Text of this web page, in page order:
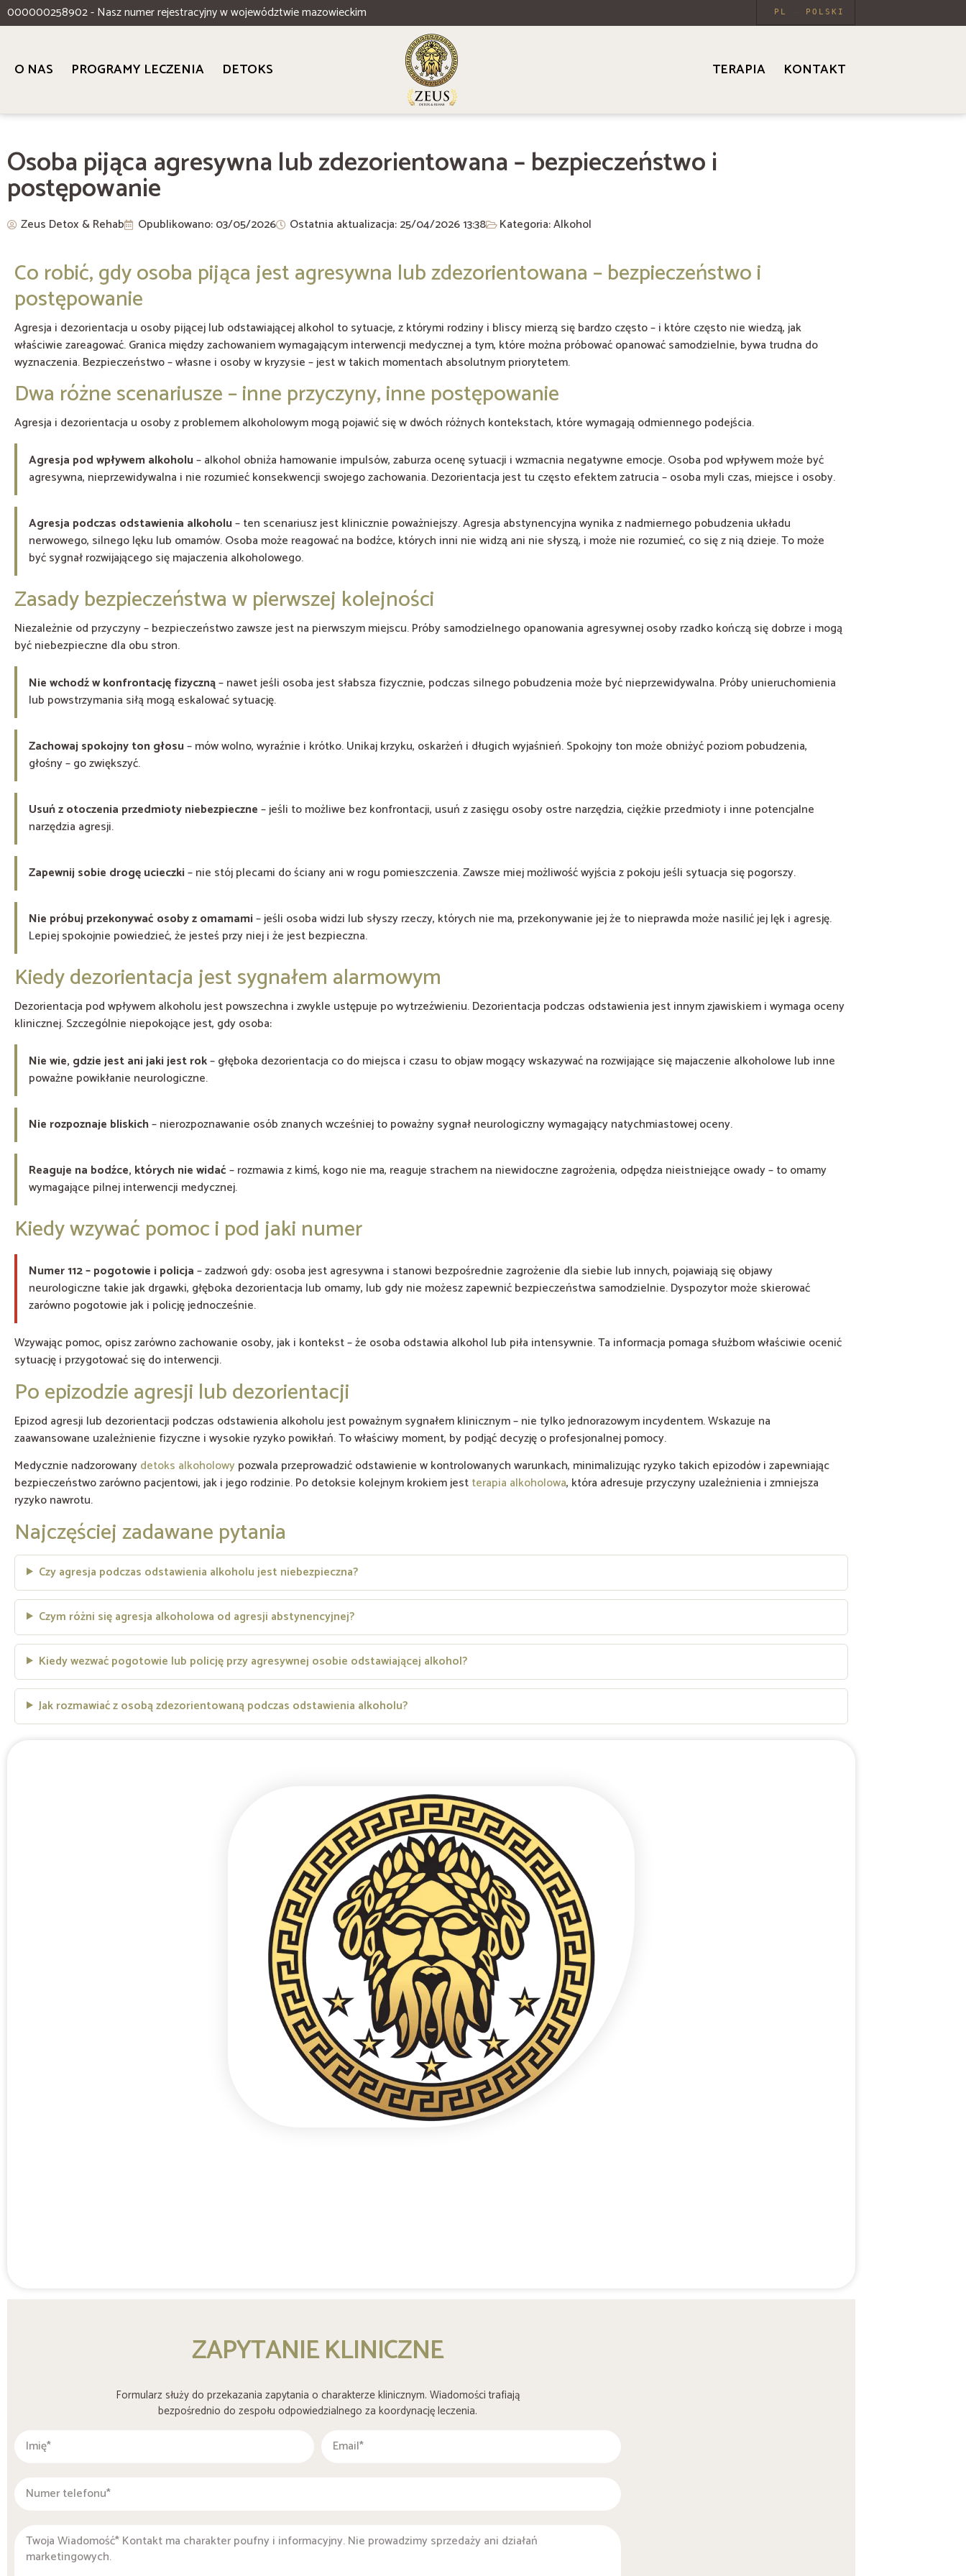
000000258902 - Nasz numer rejestracyjny w województwie mazowieckim POLSKI
PL
O NAS PROGRAMY LECZENIA DETOKS TERAPIA KONTAKT
Osoba pijąca agresywna lub zdezorientowana – bezpieczeństwo i
postępowanie
Zeus Detox & Rehab Opublikowano:03/05/2026 Ostatnia aktualizacja: 25/04/202613:38 Kategoria:Alkohol
Co robić, gdy osoba pijąca jest agresywna lub zdezorientowana – bezpieczeństwo i
postępowanie
Agresja i dezorientacja u osoby pijącej lub odstawiającej alkohol to sytuacje, z którymi rodziny i bliscy mierzą się bardzo często – i które często nie wiedzą, jak
właściwie zareagować. Granica między zachowaniem wymagającym interwencji medycznej a tym, które można próbować opanować samodzielnie, bywa trudna do
wyznaczenia. Bezpieczeństwo – własne i osoby w kryzysie – jest w takich momentach absolutnym priorytetem.
Dwa różne scenariusze – inne przyczyny, inne postępowanie
Agresja i dezorientacja u osoby z problemem alkoholowym mogą pojawić się w dwóch różnych kontekstach, które wymagają odmiennego podejścia.
Agresja pod wpływem alkoholu– alkohol obniża hamowanie impulsów, zaburza ocenę sytuacji i wzmacnia negatywne emocje. Osoba pod wpływem może być
agresywna, nieprzewidywalna i nie rozumieć konsekwencji swojego zachowania. Dezorientacja jest tu często efektem zatrucia – osoba myli czas, miejsce i osoby.
Agresja podczas odstawienia alkoholu– ten scenariusz jest klinicznie poważniejszy. Agresja abstynencyjna wynika z nadmiernego pobudzenia układu
nerwowego, silnego lęku lub omamów. Osoba może reagować na bodźce, których inni nie widzą ani nie słyszą, i może nie rozumieć, co się z nią dzieje. To może
być sygnał rozwijającego się majaczenia alkoholowego.
Zasady bezpieczeństwa w pierwszej kolejności
Niezależnie od przyczyny – bezpieczeństwo zawsze jest na pierwszym miejscu. Próby samodzielnego opanowania agresywnej osoby rzadko kończą się dobrze i mogą
być niebezpieczne dla obu stron.
Nie wchodź w konfrontację fizyczną– nawet jeśli osoba jest słabsza fizycznie, podczas silnego pobudzenia może być nieprzewidywalna. Próby unieruchomienia
lub powstrzymania siłą mogą eskalować sytuację.
Zachowaj spokojny ton głosu– mów wolno, wyraźnie i krótko. Unikaj krzyku, oskarżeń i długich wyjaśnień. Spokojny ton może obniżyć poziom pobudzenia,
głośny – go zwiększyć.
Usuń z otoczenia przedmioty niebezpieczne– jeśli to możliwe bez konfrontacji, usuń z zasięgu osoby ostre narzędzia, ciężkie przedmioty i inne potencjalne
narzędzia agresji.
Zapewnij sobie drogę ucieczki– nie stój plecami do ściany ani w rogu pomieszczenia. Zawsze miej możliwość wyjścia z pokoju jeśli sytuacja się pogorszy.
Nie próbuj przekonywać osoby z omamami– jeśli osoba widzi lub słyszy rzeczy, których nie ma, przekonywanie jej że to nieprawda może nasilić jej lęk i agresję.
Lepiej spokojnie powiedzieć, że jesteś przy niej i że jest bezpieczna.
Kiedy dezorientacja jest sygnałem alarmowym
Dezorientacja pod wpływem alkoholu jest powszechna i zwykle ustępuje po wytrzeźwieniu. Dezorientacja podczas odstawienia jest innym zjawiskiem i wymaga oceny
klinicznej. Szczególnie niepokojące jest, gdy osoba:
Nie wie, gdzie jest ani jaki jest rok– głęboka dezorientacja co do miejsca i czasu to objaw mogący wskazywać na rozwijające się majaczenie alkoholowe lub inne
poważne powikłanie neurologiczne.
Nie rozpoznaje bliskich– nierozpoznawanie osób znanych wcześniej to poważny sygnał neurologiczny wymagający natychmiastowej oceny.
Reaguje na bodźce, których nie widać– rozmawia z kimś, kogo nie ma, reaguje strachem na niewidoczne zagrożenia, odpędza nieistniejące owady – to omamy
wymagające pilnej interwencji medycznej.
Kiedy wzywać pomoc i pod jaki numer
Numer 112 – pogotowie i policja– zadzwoń gdy: osoba jest agresywna i stanowi bezpośrednie zagrożenie dla siebie lub innych, pojawiają się objawy
neurologiczne takie jak drgawki, głęboka dezorientacja lub omamy, lub gdy nie możesz zapewnić bezpieczeństwa samodzielnie. Dyspozytor może skierować
zarówno pogotowie jak i policję jednocześnie.
Wzywając pomoc, opisz zarówno zachowanie osoby, jak i kontekst – że osoba odstawia alkohol lub piła intensywnie. Ta informacja pomaga służbom właściwie ocenić
sytuację i przygotować się do interwencji.
Po epizodzie agresji lub dezorientacji
Epizod agresji lub dezorientacji podczas odstawienia alkoholu jest poważnym sygnałem klinicznym – nie tylko jednorazowym incydentem. Wskazuje na
zaawansowane uzależnienie fizyczne i wysokie ryzyko powikłań. To właściwy moment, by podjąć decyzję o profesjonalnej pomocy.
Medycznie nadzorowanydetoks alkoholowypozwala przeprowadzić odstawienie w kontrolowanych warunkach, minimalizując ryzyko takich epizodów i zapewniając
bezpieczeństwo zarówno pacjentowi, jak i jego rodzinie. Po detoksie kolejnym krokiem jestterapia alkoholowa, która adresuje przyczyny uzależnienia i zmniejsza
ryzyko nawrotu.
Najczęściej zadawane pytania
Czy agresja podczas odstawienia alkoholu jest niebezpieczna?
Czym różni się agresja alkoholowa od agresji abstynencyjnej?
Kiedy wezwać pogotowie lub policję przy agresywnej osobie odstawiającej alkohol?
Jak rozmawiać z osobą zdezorientowaną podczas odstawienia alkoholu?
ZAPYTANIE KLINICZNE
Formularz służy do przekazania zapytania o charakterze klinicznym. Wiadomości trafiają
bezpośrednio do zespołu odpowiedzialnego za koordynację leczenia.